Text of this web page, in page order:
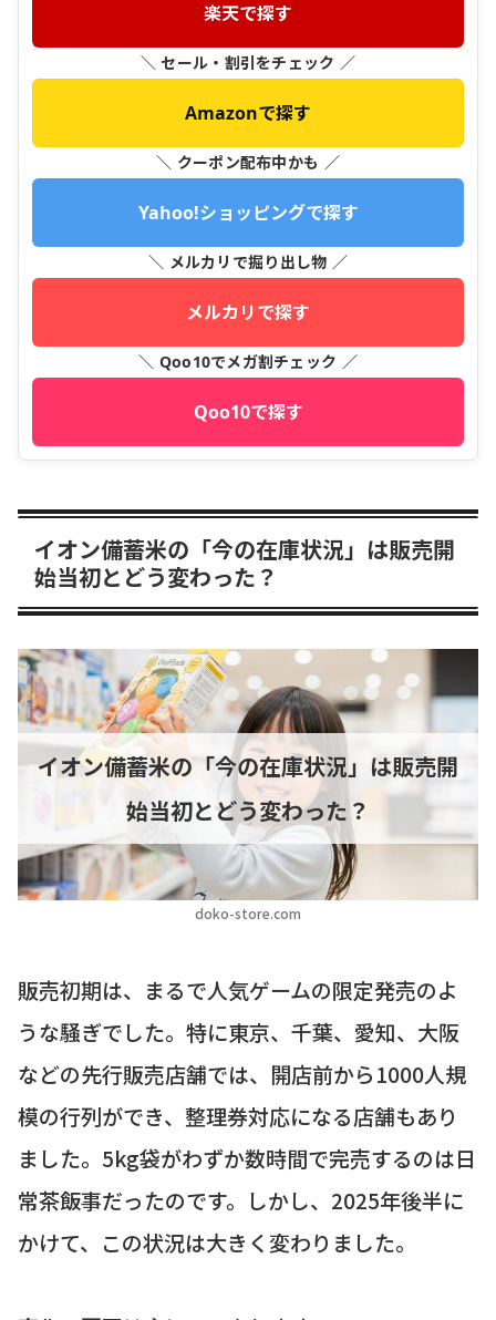
楽天で探す
＼ セール・割引をチェック ／
Amazonで探す
＼ クーポン配布中かも ／
Yahoo!ショッピングで探す
＼ メルカリで掘り出し物 ／
メルカリで探す
＼ Qoo10でメガ割チェック ／
Qoo10で探す
イオン備蓄米の「今の在庫状況」は販売開
始当初とどう変わった？
doko-store.com
イオン備蓄米の「今の在庫状況」は販売開
始当初とどう変わった？
販売初期は、まるで人気ゲームの限定発売のよ
うな騒ぎでした。特に東京、千葉、愛知、大阪
などの先行販売店舗では、開店前から1000人規
模の行列ができ、整理券対応になる店舗もあり
ました。5kg袋がわずか数時間で完売するのは日
常茶飯事だったのです。しかし、2025年後半に
かけて、この状況は大きく変わりました。